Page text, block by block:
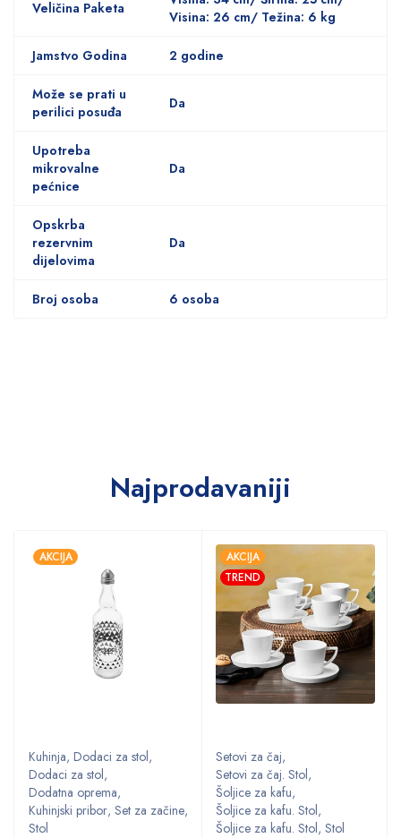
Veličina Paketa
Visina: 26 cm/ Težina: 6 kg
Jamstvo Godina 2 godine
Može se prati u
perilici posuđa
Da
Upotreba
mikrovalne
pećnice
Da
Opskrba
rezervnim
dijelovima
Da
Broj osoba 6 osoba
Najprodavaniji
AKCIJA
Kuhinja, Dodaci za stol,
Dodaci za stol,
Dodatna oprema,
Kuhinjski pribor, Set za začine,
Stol
AKCIJA
TREND
Setovi za čaj,
Setovi za čaj. Stol,
Šoljice za kafu,
Šoljice za kafu. Stol,
Šoljice za kafu. Stol, Stol